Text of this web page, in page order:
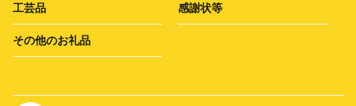
工芸品 感謝状等
その他のお礼品